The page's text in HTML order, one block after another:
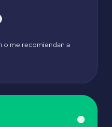
o me recomiendan a